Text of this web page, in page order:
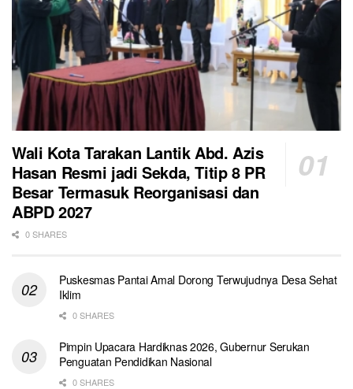
Wali Kota Tarakan Lantik Abd. Azis
Hasan Resmi jadi Sekda, Titip 8 PR
Besar Termasuk Reorganisasi dan
ABPD 2027
0 SHARES
Puskesmas Pantai Amal Dorong Terwujudnya Desa Sehat
Iklim
0 SHARES
Pimpin Upacara Hardiknas 2026, Gubernur Serukan
Penguatan Pendidikan Nasional
0 SHARES